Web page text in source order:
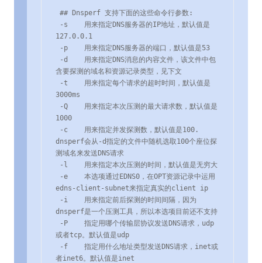
127.0.0.1
含要探测的域名和资源记录类型，见下文
3000ms
1000
dnsperf会从-d指定的文件中随机选取100个座位探
测域名来发送DNS请求
edns-client-subnet来指定真实的client ip
dnsperf是一个压测工具，所以本选项目前还不支持
或者tcp。默认值是udp
者inet6。默认值是inet